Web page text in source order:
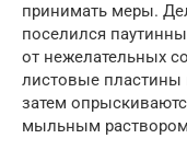
принимать меры.
поселился
от нежелательных
листовые пластины
затем
мыльным